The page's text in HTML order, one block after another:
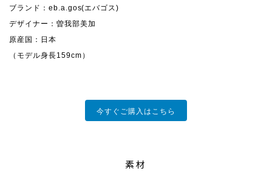
ブランド：eb.a.gos(エバゴス)
デザイナー：曽我部美加
原産国：日本
（モデル身長159cm）
今すぐご購入はこちら
素材